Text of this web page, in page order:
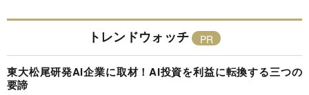
トレンドウォッチ
東大松尾研発AI企業に取材！AI投資を利益に転換する三つの
要諦